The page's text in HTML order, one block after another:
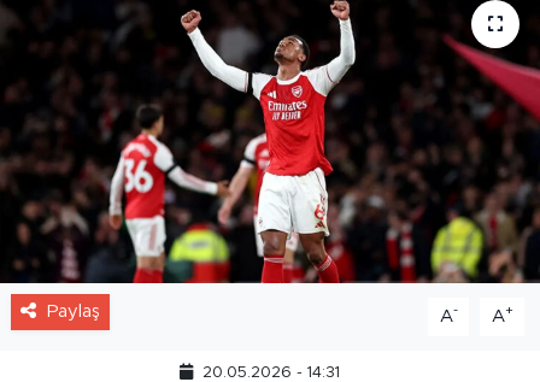
Paylaş A- A+
20.05.2026 - 14:31